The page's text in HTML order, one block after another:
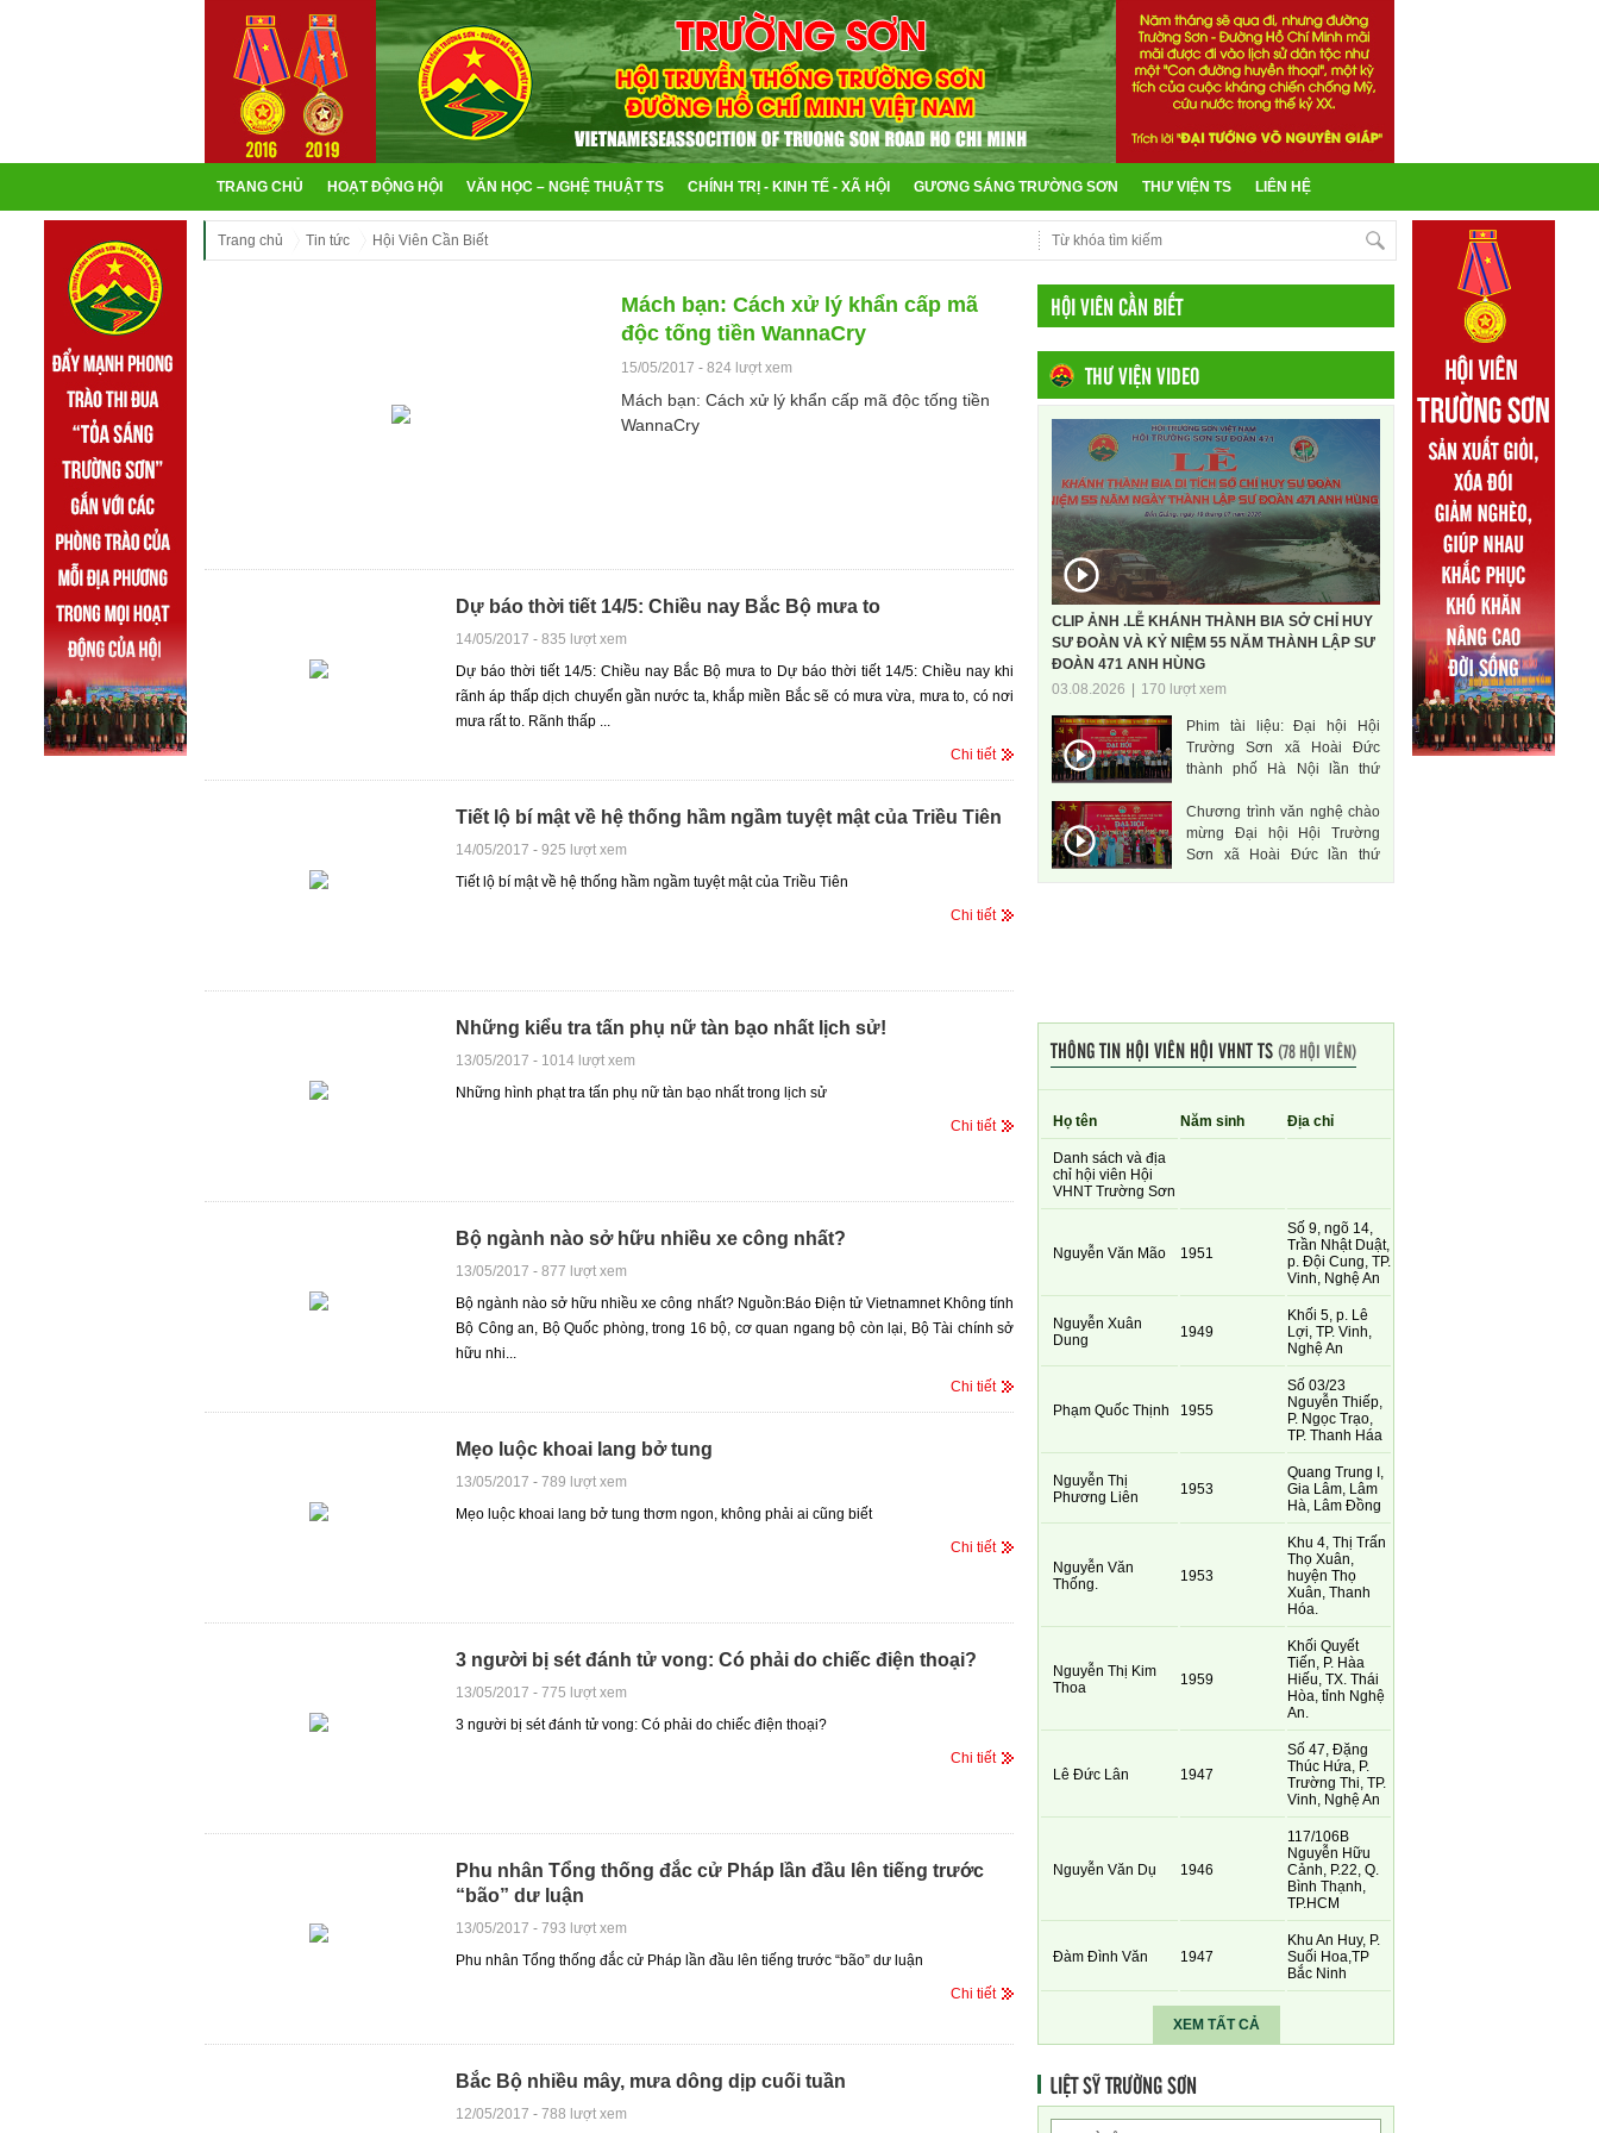
TRANG CHỦ HOẠT ĐỘNG HỘI VĂN HỌC – NGHỆ THUẬT TS CHÍNH TRỊ - KINH TẾ - XÃ HỘI GƯƠNG SÁNG TRƯỜNG SƠN THƯ VIỆN TS LIÊN HỆ
Trang chủ Tin tức Hội Viên Cần Biết
Mách bạn: Cách xử lý khẩn cấp mã
độc tống tiền WannaCry
15/05/2017 - 824 lượt xem
Mách bạn: Cách xử lý khẩn cấp mã độc tống tiền
WannaCry
Dự báo thời tiết 14/5: Chiều nay Bắc Bộ mưa to
14/05/2017 - 835 lượt xem
Dự báo thời tiết 14/5: Chiều nay Bắc Bộ mưa to Dự báo thời tiết 14/5: Chiều nay khi
rãnh áp thấp dịch chuyển gần nước ta, khắp miền Bắc sẽ có mưa vừa, mưa to, có nơi
mưa rất to. Rãnh thấp ...
Chi tiết
Tiết lộ bí mật về hệ thống hầm ngầm tuyệt mật của Triều Tiên
14/05/2017 - 925 lượt xem
Tiết lộ bí mật về hệ thống hầm ngầm tuyệt mật của Triều Tiên
Chi tiết
Những kiểu tra tấn phụ nữ tàn bạo nhất lịch sử!
13/05/2017 - 1014 lượt xem
Những hình phạt tra tấn phụ nữ tàn bạo nhất trong lịch sử
Chi tiết
Bộ ngành nào sở hữu nhiều xe công nhất?
13/05/2017 - 877 lượt xem
Bộ ngành nào sở hữu nhiều xe công nhất? Nguồn:Báo Điện tử Vietnamnet Không tính
Bộ Công an, Bộ Quốc phòng, trong 16 bộ, cơ quan ngang bộ còn lại, Bộ Tài chính sở
hữu nhi...
Chi tiết
Mẹo luộc khoai lang bở tung
13/05/2017 - 789 lượt xem
Mẹo luộc khoai lang bở tung thơm ngon, không phải ai cũng biết
Chi tiết
3 người bị sét đánh tử vong: Có phải do chiếc điện thoại?
13/05/2017 - 775 lượt xem
3 người bị sét đánh tử vong: Có phải do chiếc điện thoại?
Chi tiết
Phu nhân Tổng thống đắc cử Pháp lần đầu lên tiếng trước
“bão” dư luận
13/05/2017 - 793 lượt xem
Phu nhân Tổng thống đắc cử Pháp lần đầu lên tiếng trước “bão” dư luận
Chi tiết
Bắc Bộ nhiều mây, mưa dông dịp cuối tuần
12/05/2017 - 788 lượt xem
HỘI VIÊN CẦN BIẾT
THƯ VIỆN VIDEO
CLIP ẢNH .LỄ KHÁNH THÀNH BIA SỞ CHỈ HUY
SƯ ĐOÀN VÀ KỶ NIỆM 55 NĂM THÀNH LẬP SƯ
ĐOÀN 471 ANH HÙNG
03.08.2026
170 lượt xem
Phim tài liệu: Đại hội Hội
Trường Sơn xã Hoài Đức
thành phố Hà Nội lần thứ
Chương trình văn nghệ chào
mừng Đại hội Hội Trường
Sơn xã Hoài Đức lần thứ
THÔNG TIN HỘI VIÊN HỘI VHNT TS(78 HỘI VIÊN)
Họ tên Năm sinh Địa chỉ
Danh sách và địa
chỉ hội viên Hội
VHNT Trường Sơn
Nguyễn Văn Mão 1951
Số 9, ngõ 14,
Trần Nhật Duật,
p. Đội Cung, TP.
Vinh, Nghệ An
Nguyễn Xuân
Dung
1949
Khối 5, p. Lê
Lợi, TP. Vinh,
Nghệ An
Phạm Quốc Thịnh 1955
Số 03/23
Nguyễn Thiếp,
P. Ngọc Trạo,
TP. Thanh Háa
Nguyễn Thị
Phương Liên
1953
Quang Trung I,
Gia Lâm, Lâm
Hà, Lâm Đồng
Nguyễn Văn
Thống.
1953
Khu 4, Thị Trấn
Thọ Xuân,
huyện Thọ
Xuân, Thanh
Hóa.
Nguyễn Thị Kim
Thoa
1959
Khối Quyết
Tiến, P. Hàa
Hiếu, TX. Thái
Hòa, tỉnh Nghệ
An.
Lê Đức Lân 1947
Số 47, Đặng
Thúc Hứa, P.
Trường Thi, TP.
Vinh, Nghệ An
Nguyễn Văn Dụ 1946
117/106B
Nguyễn Hữu
Cảnh, P.22, Q.
Bình Thạnh,
TP.HCM
Đàm Đình Văn 1947
Khu An Huy, P.
Suối Hoa,TP
Bắc Ninh
XEM TẤT CẢ
LIỆT SỸ TRƯỜNG SƠN